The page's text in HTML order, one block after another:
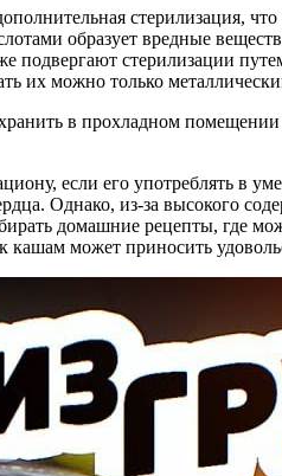
стерилизация,
образует вредные
стерилизации
их можно только
в прохладном
если его употреблять в
Однако, из-за высокого
домашние рецепты, где
кашам может приносить